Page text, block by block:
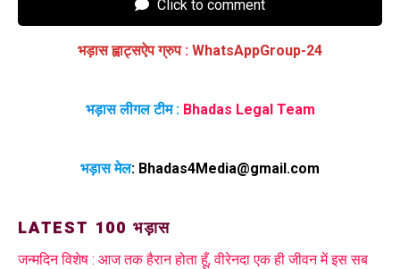
Click to comment
भड़ास ह्वाट्सऐप ग्रुप : WhatsAppGroup-24
भड़ास लीगल टीम : Bhadas Legal Team
भड़ास मेल: Bhadas4Media@gmail.com
LATEST 100 भड़ास
जन्मदिन विशेष : आज तक हैरान होता हूँ, वीरेनदा एक ही जीवन में इस सब